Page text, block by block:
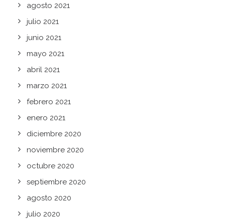
agosto 2021
julio 2021
junio 2021
mayo 2021
abril 2021
marzo 2021
febrero 2021
enero 2021
diciembre 2020
noviembre 2020
octubre 2020
septiembre 2020
agosto 2020
julio 2020